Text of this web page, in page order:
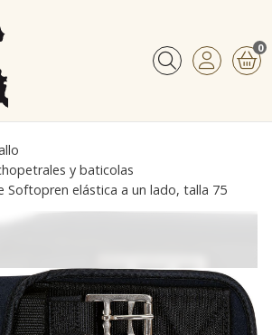
Buscar
0
y baticolas
Softopren elástica a un lado, talla 75